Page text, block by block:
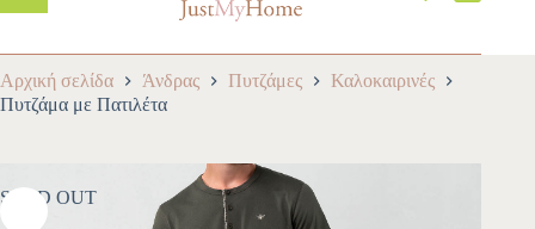
Αρχική σελίδα Άνδρας Πυτζάμες
Καλοκαιρινές
Πυτζάμα με Πατιλέτα
SOLD OUT